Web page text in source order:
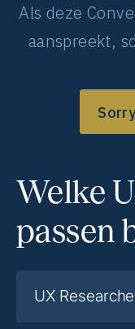
Als deze
aanspreekt,
Welke
passen
UX